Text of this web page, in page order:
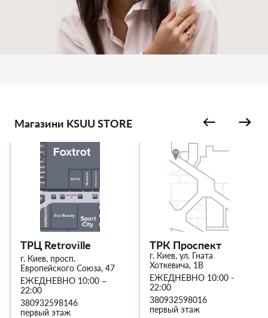
Магазини KSUU STORE
ТРЦ Retroville
г. Киев, просп.
Европейского Союза, 47
ЕЖЕДНЕВНО 10:00 –
22:00
380932598146
первый этаж
ТРК Проспект
г. Киев, ул. Гната
Хоткевича, 1В
ЕЖЕДНЕВНО 10:00 -
22:00
380932598016
первый этаж